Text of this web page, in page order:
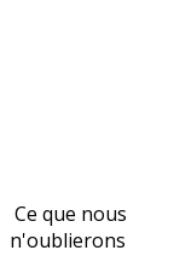
Ce que nous
n'oublierons